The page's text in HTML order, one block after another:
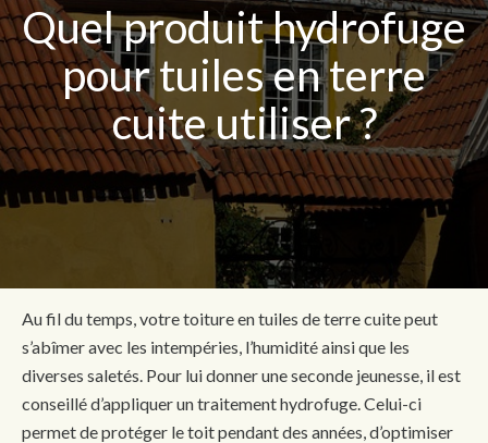
Quel produit hydrofuge
pour tuiles en terre
cuite utiliser ?
Au fil du temps, votre toiture en tuiles de terre cuite peut
s’abîmer avec les intempéries, l’humidité ainsi que les
diverses saletés. Pour lui donner une seconde jeunesse, il est
conseillé d’appliquer un traitement hydrofuge. Celui-ci
permet de protéger le toit pendant des années, d’optimiser